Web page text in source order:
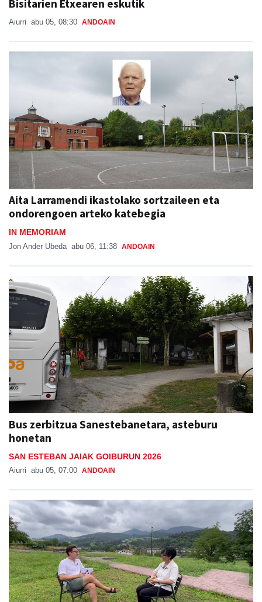
Bisitarien Etxearen eskutik
Aiurri abu 05, 08:30 ANDOAIN
Aita Larramendi ikastolako sortzaileen eta
ondorengoen arteko katebegia
IN MEMORIAM
Jon Ander Ubeda abu 06, 11:38 ANDOAIN
Bus zerbitzua Sanestebanetara, asteburu
honetan
SAN ESTEBAN JAIAK GOIBURUN 2026
Aiurri abu 05, 07:00 ANDOAIN